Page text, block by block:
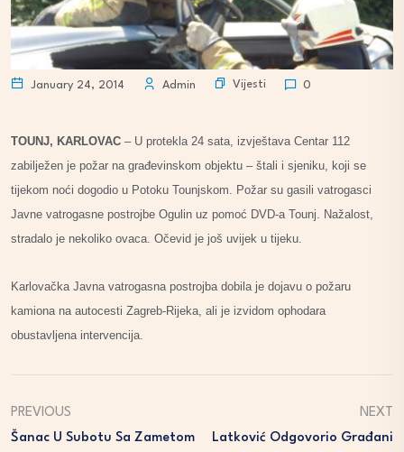
January 24, 2014 Admin Vijesti 0
TOUNJ, KARLOVAC – U protekla 24 sata, izvještava Centar 112
zabilježen je požar na građevinskom objektu – štali i sjeniku, koji se
tijekom noći dogodio u Potoku Tounjskom. Požar su gasili vatrogasci
Javne vatrogasne postrojbe Ogulin uz pomoć DVD-a Tounj. Nažalost,
stradalo je nekoliko ovaca. Očevid je još uvijek u tijeku.
Karlovačka Javna vatrogasna postrojba dobila je dojavu o požaru
kamiona na autocesti Zagreb-Rijeka, ali je izvidom ophodara
obustavljena intervencija.
PREVIOUS
Šanac U Subotu Sa Zametom
NEXT
Latković Odgovorio Građani